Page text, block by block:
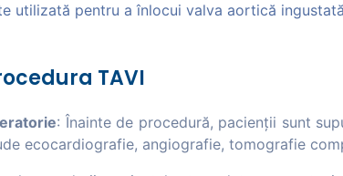
utilizată pentru a înlocui valva aortică
TAVI
: Înainte de procedură, pacienții sunt
ecocardiografie, angiografie, tomografie